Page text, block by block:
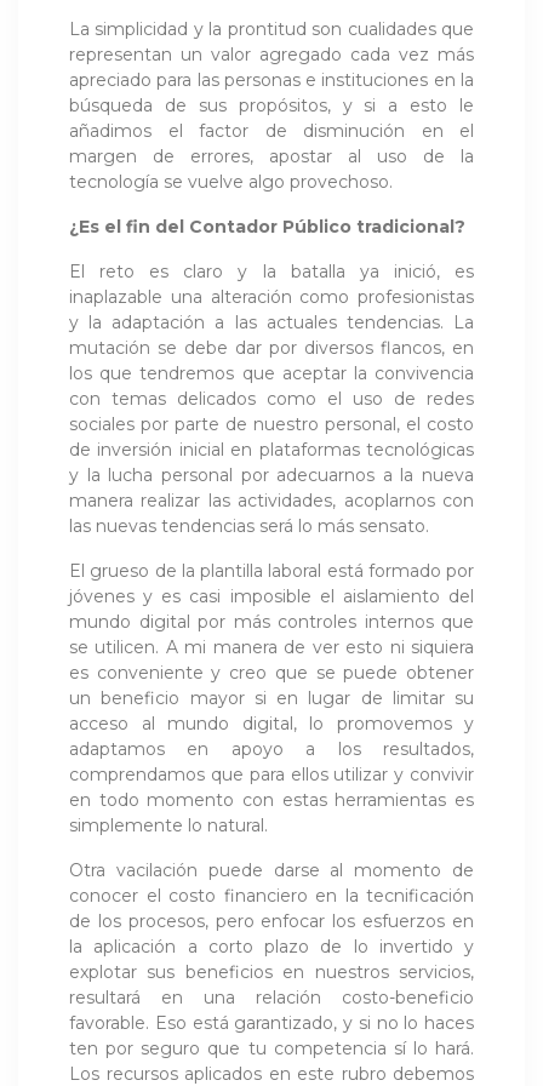
La simplicidad y la prontitud son cualidades que
representan un valor agregado cada vez más
apreciado para las personas e instituciones en la
búsqueda de sus propósitos, y si a esto le
añadimos el factor de disminución en el
margen de errores, apostar al uso de la
tecnología se vuelve algo provechoso.
¿Es el fin del Contador Público tradicional?
El reto es claro y la batalla ya inició, es
inaplazable una alteración como profesionistas
y la adaptación a las actuales tendencias. La
mutación se debe dar por diversos flancos, en
los que tendremos que aceptar la convivencia
con temas delicados como el uso de redes
sociales por parte de nuestro personal, el costo
de inversión inicial en plataformas tecnológicas
y la lucha personal por adecuarnos a la nueva
manera realizar las actividades, acoplarnos con
las nuevas tendencias será lo más sensato.
El grueso de la plantilla laboral está formado por
jóvenes y es casi imposible el aislamiento del
mundo digital por más controles internos que
se utilicen. A mi manera de ver esto ni siquiera
es conveniente y creo que se puede obtener
un beneficio mayor si en lugar de limitar su
acceso al mundo digital, lo promovemos y
adaptamos en apoyo a los resultados,
comprendamos que para ellos utilizar y convivir
en todo momento con estas herramientas es
simplemente lo natural.
Otra vacilación puede darse al momento de
conocer el costo financiero en la tecnificación
de los procesos, pero enfocar los esfuerzos en
la aplicación a corto plazo de lo invertido y
explotar sus beneficios en nuestros servicios,
resultará en una relación costo-beneficio
favorable. Eso está garantizado, y si no lo haces
ten por seguro que tu competencia sí lo hará.
Los recursos aplicados en este rubro debemos